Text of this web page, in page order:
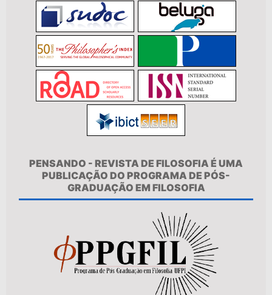
PENSANDO - REVISTA DE FILOSOFIA É UMA
PUBLICAÇÃO DO PROGRAMA DE PÓS-
GRADUAÇÃO EM FILOSOFIA